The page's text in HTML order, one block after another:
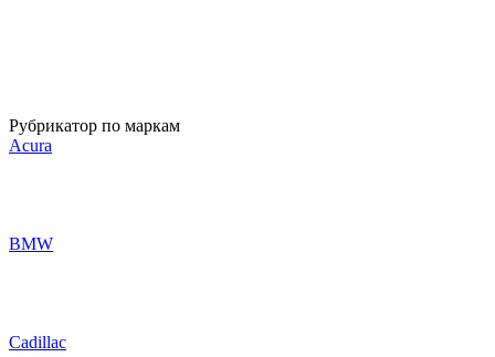
Рубрикатор по маркам
Acura
BMW
Cadillac